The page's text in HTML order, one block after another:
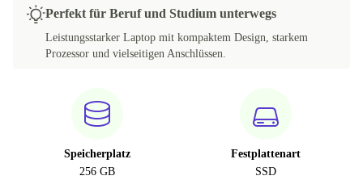
Perfekt für Beruf und Studium unterwegs
Leistungsstarker Laptop mit kompaktem Design, starkem
Prozessor und vielseitigen Anschlüssen.
Speicherplatz
256 GB
Festplattenart
SSD